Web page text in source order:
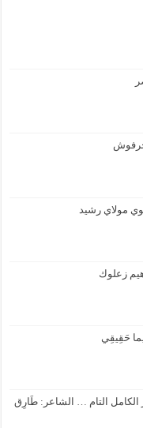
مولاي رشيد
زعلوك
حَقِيقِي
الكامل التام … الشاعر: طَارِق